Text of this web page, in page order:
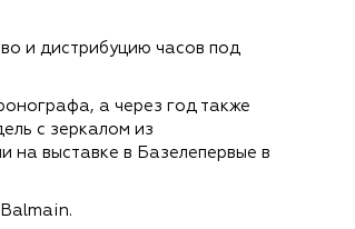
и дистрибуцию часов под
а через год также
с зеркалом из
на выставке в Базелепервые в